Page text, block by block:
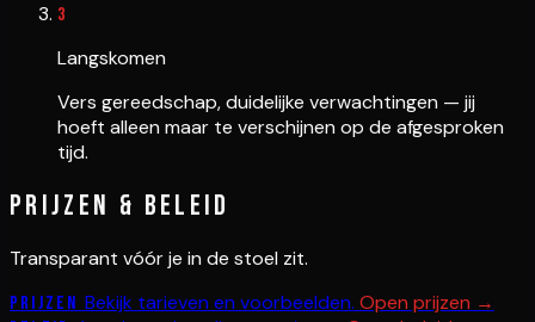
3
Langskomen
Vers gereedschap, duidelijke verwachtingen — jij
hoeft alleen maar te verschijnen op de afgesproken
tijd.
Prijzen & beleid
Transparant vóór je in de stoel zit.
Prijzen Bekijk tarieven en voorbeelden. Open prijzen →